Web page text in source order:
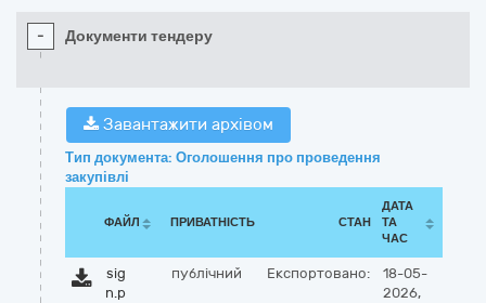
- Документи тендеру
Завантажити архівом
Тип документа: Оголошення про проведення
закупівлі
ФАЙЛ ПРИВАТНІСТЬ СТАН
ДАТА
ТА
ЧАС
sig
n.p
публічний Експортовано:
18-05-
2026,